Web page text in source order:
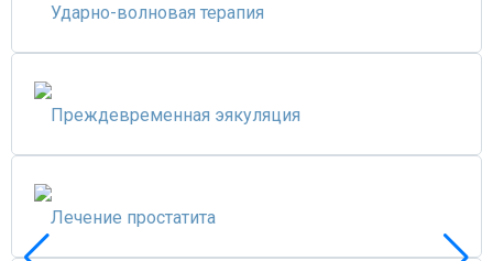
Ударно-волновая терапия
Преждевременная эякуляция
Лечение простатита